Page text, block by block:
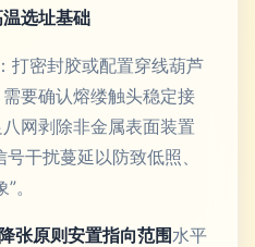
选址基础
：打密封胶或配置穿线葫芦
要确认熔缕触头稳定接
网剥除非金属表面装置
干扰蔓延以防致低照、
。
张原则安置指向范围水平